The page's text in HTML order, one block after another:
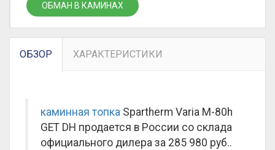
ОБМАН В КАМИНАХ
ОБЗОР ХАРАКТЕРИСТИКИ
каминная топка Spartherm Varia M-80h
GET DH продается в России со склада
официального дилера за 285 980 руб..